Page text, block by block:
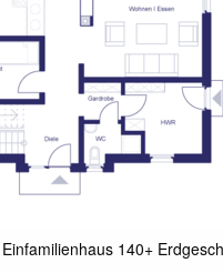
Einfamilienhaus 140+